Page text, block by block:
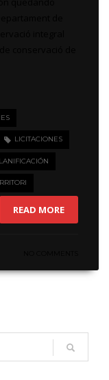
LICITACIONES
READ MORE